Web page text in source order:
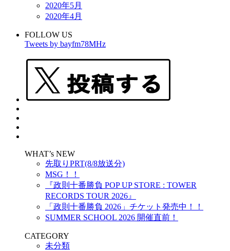
2020年5月
2020年4月
FOLLOW US
Tweets by bayfm78MHz
WHAT’s NEW
先取りPRT(8/8放送分)
MSG！！
『政則⼗番勝負 POP UP STORE : TOWER
RECORDS TOUR 2026』
「政則十番勝負 2026」チケット発売中！！
SUMMER SCHOOL 2026 開催直前！
CATEGORY
未分類